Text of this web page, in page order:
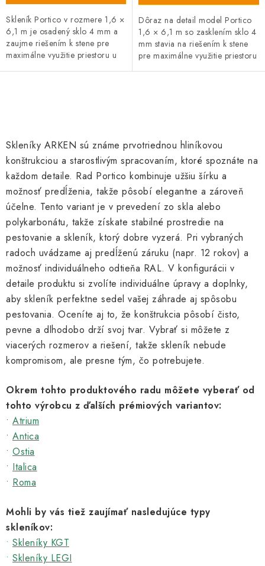
Skleník Portico v rozmere 1,6 ×
6,1 m je osadený sklo 4 mm a
zaujme riešením k stene pre
maximálne využitie priestoru u
Dôraz na detail model Portico
1,6 × 6,1 m so zasklením sklo 4
mm stavia na riešením k stene
pre maximálne využitie priestoru
l
á
d
a
c
i
e
p
r
v
k
y
v
ý
p
i
s
u
Skleníky ARKEN sú známe prvotriednou hliníkovou
konštrukciou a starostlivým spracovaním, ktoré spoznáte na
každom detaile. Rad Portico kombinuje užšiu šírku a
možnosť predĺženia, takže pôsobí elegantne a zároveň
účelne. Tento variant je v prevedení zo skla alebo
polykarbonátu, takže získate stabilné prostredie na
pestovanie a skleník, ktorý dobre vyzerá. Pri vybraných
radoch uvádzame aj predĺženú záruku (napr. 12 rokov) a
možnosť individuálneho odtieňa RAL. V konfigurácii v
detaile produktu si zvolíte individuálne úpravy a doplnky,
aby skleník perfektne sedel vašej záhrade aj spôsobu
pestovania. Oceníte aj to, že konštrukcia pôsobí čisto,
pevne a dlhodobo drží svoj tvar. Vybrať si môžete z
viacerých rozmerov a riešení, takže skleník nebude
kompromisom, ale presne tým, čo potrebujete.
Okrem tohto produktového radu môžete vyberať od
tohto výrobcu z ďalších prémiových variantov:
• Atrium
• Antica
• Ostia
• Italica
• Roma
Mohli by vás tiež zaujímať nasledujúce typy
skleníkov:
• Skleníky KGT
• Skleníky LEGI